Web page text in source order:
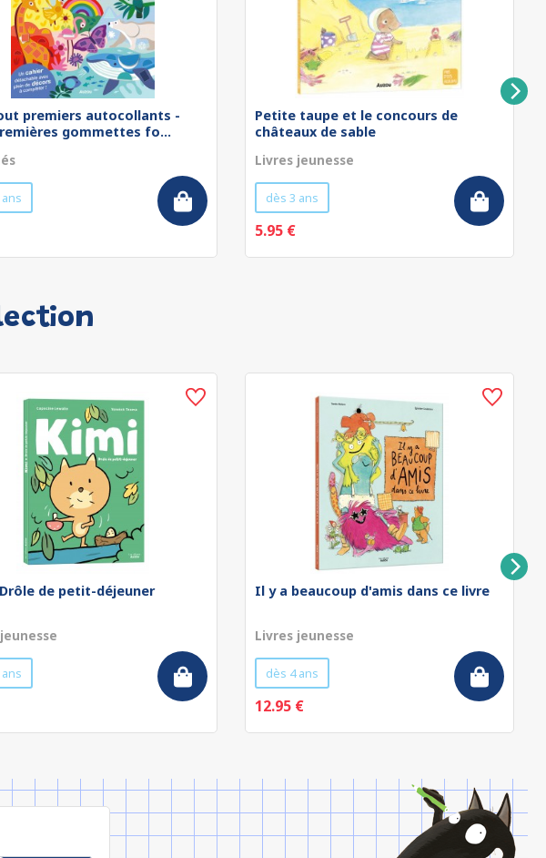
premiers autocollants -
gommettes fo...
Petite taupe et le concours de
châteaux de sable
Livres jeunesse
dès 3 ans
5.95 €
de petit-déjeuner Il y a beaucoup d'amis dans ce livre
Livres jeunesse
dès 4 ans
12.95 €